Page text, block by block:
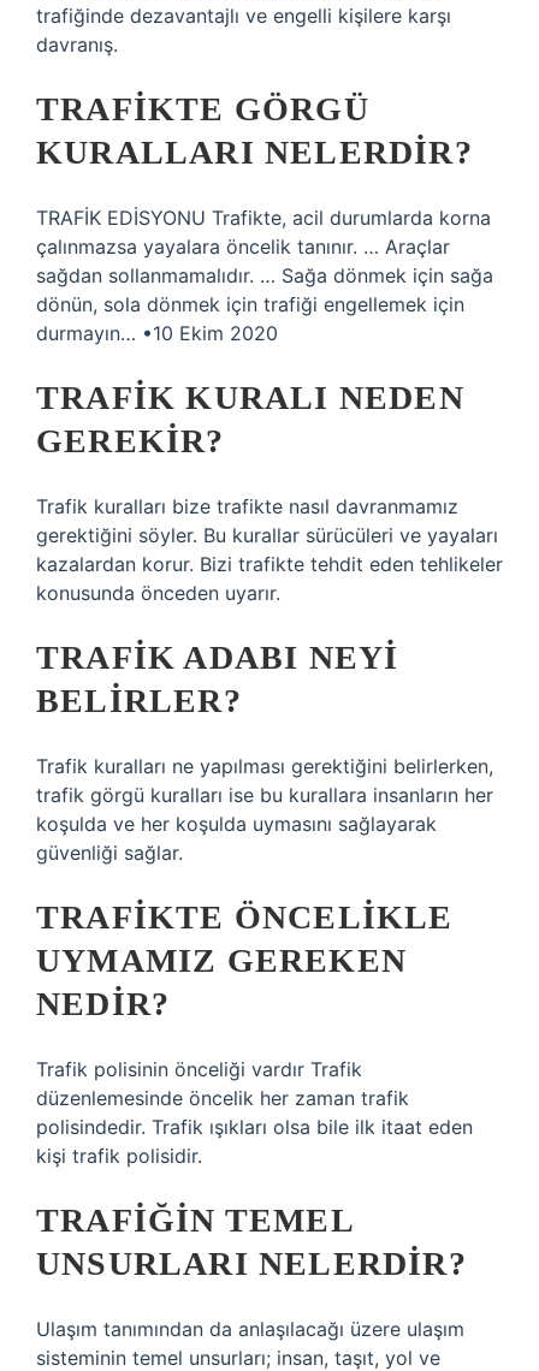
trafiğinde dezavantajlı ve engelli kişilere karşı
davranış.
TRAFIKTE GÖRGÜ
KURALLARI NELERDIR?
TRAFİK EDİSYONU Trafikte, acil durumlarda korna
çalınmazsa yayalara öncelik tanınır. … Araçlar
sağdan sollanmamalıdır. … Sağa dönmek için sağa
dönün, sola dönmek için trafiği engellemek için
durmayın… •10 Ekim 2020
TRAFIK KURALI NEDEN
GEREKIR?
Trafik kuralları bize trafikte nasıl davranmamız
gerektiğini söyler. Bu kurallar sürücüleri ve yayaları
kazalardan korur. Bizi trafikte tehdit eden tehlikeler
konusunda önceden uyarır.
TRAFIK ADABI NEYI
BELIRLER?
Trafik kuralları ne yapılması gerektiğini belirlerken,
trafik görgü kuralları ise bu kurallara insanların her
koşulda ve her koşulda uymasını sağlayarak
güvenliği sağlar.
TRAFIKTE ÖNCELIKLE
UYMAMIZ GEREKEN
NEDIR?
Trafik polisinin önceliği vardır Trafik
düzenlemesinde öncelik her zaman trafik
polisindedir. Trafik ışıkları olsa bile ilk itaat eden
kişi trafik polisidir.
TRAFIĞIN TEMEL
UNSURLARI NELERDIR?
Ulaşım tanımından da anlaşılacağı üzere ulaşım
sisteminin temel unsurları; insan, taşıt, yol ve